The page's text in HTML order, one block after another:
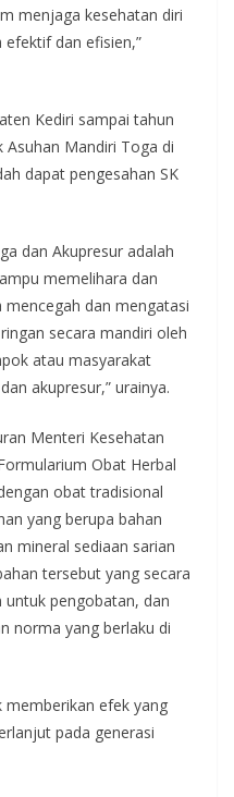
menjaga kesehatan diri
efektif dan efisien,”
Kediri sampai tahun
Mandiri Toga di
dapat pengesahan SK
dan Akupresur adalah
memelihara dan
dan mengatasi
secara mandiri oleh
atau masyarakat
akupresur,” urainya.
Menteri Kesehatan
Obat Herbal
obat tradisional
yang berupa bahan
mineral sediaan sarian
tersebut yang secara
pengobatan, dan
norma yang berlaku di
memberikan efek yang
pada generasi